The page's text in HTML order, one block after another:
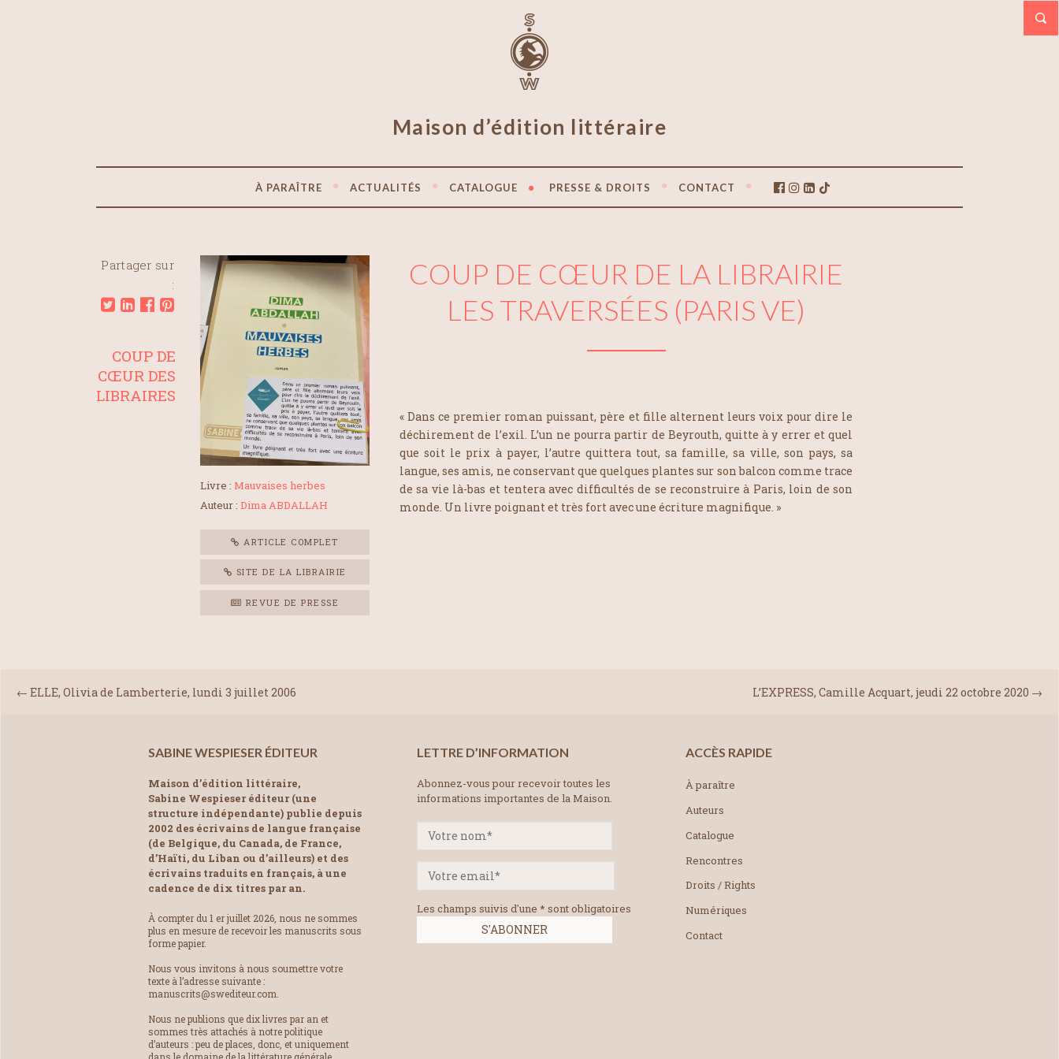
Maison d’édition littéraire
À PARAÎTRE ACTUALITÉS CATALOGUE PRESSE & DROITS CONTACT
Partager sur
:
Livre : Mauvaises herbes
Auteur : Dima ABDALLAH
ARTICLE COMPLET
SITE DE LA LIBRAIRIE
REVUE DE PRESSE
COUP DE CŒUR DE LA LIBRAIRIE
LES TRAVERSÉES (PARIS VE)
« Dans ce premier roman puissant, père et fille alternent leurs voix pour dire le
déchirement de l’exil. L’un ne pourra partir de Beyrouth, quitte à y errer et quel
que soit le prix à payer, l’autre quittera tout, sa famille, sa ville, son pays, sa
langue, ses amis, ne conservant que quelques plantes sur son balcon comme trace
de sa vie là-bas et tentera avec difficultés de se reconstruire à Paris, loin de son
monde. Un livre poignant et très fort avec une écriture magnifique. »
COUP DE
CŒUR DES
LIBRAIRES
L’EXPRESS, Camille Acquart, jeudi 22 octobre 2020 →
← ELLE, Olivia de Lamberterie, lundi 3 juillet 2006
SABINE WESPIESER ÉDITEUR
Maison d’édition littéraire,
Sabine Wespieser éditeur (une
structure indépendante) publie depuis
2002 des écrivains de langue française
(de Belgique, du Canada, de France,
d’Haïti, du Liban ou d’ailleurs) et des
écrivains traduits en français, à une
cadence de dix titres par an.
À compter du 1 er juillet 2026, nous ne sommes
plus en mesure de recevoir les manuscrits sous
forme papier.
Nous vous invitons à nous soumettre votre
texte à l’adresse suivante :
manuscrits@swediteur.com.
Nous ne publions que dix livres par an et
sommes très attachés à notre politique
d’auteurs : peu de places, donc, et uniquement
dans le domaine de la littérature générale.
LETTRE D’INFORMATION
Abonnez-vous pour recevoir toutes les
informations importantes de la Maison.
Les champs suivis d'une * sont obligatoires
ACCÈS RAPIDE
À paraître
Auteurs
Catalogue
Rencontres
Droits / Rights
Numériques
Contact